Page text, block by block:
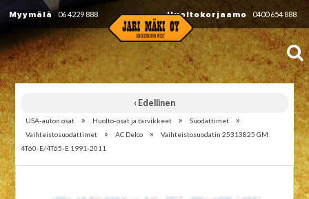
Myymälä 06 4229 888 Huoltokorjaamo 0400 654 888
‹ Edellinen
USA-auton osat » Huolto-osat ja tarvikkeet » Suodattimet »
Vaihteistosuodattimet » AC Delco »
Vaihteistosuodatin 25313825 GM
4T60-E/4T65-E 1991-2011